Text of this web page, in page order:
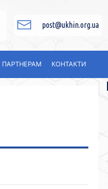
post@ukhin.org.ua
ПАРТНЕРАМ КОНТАКТИ